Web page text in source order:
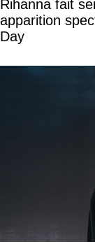
Rihanna fait
apparition
Day